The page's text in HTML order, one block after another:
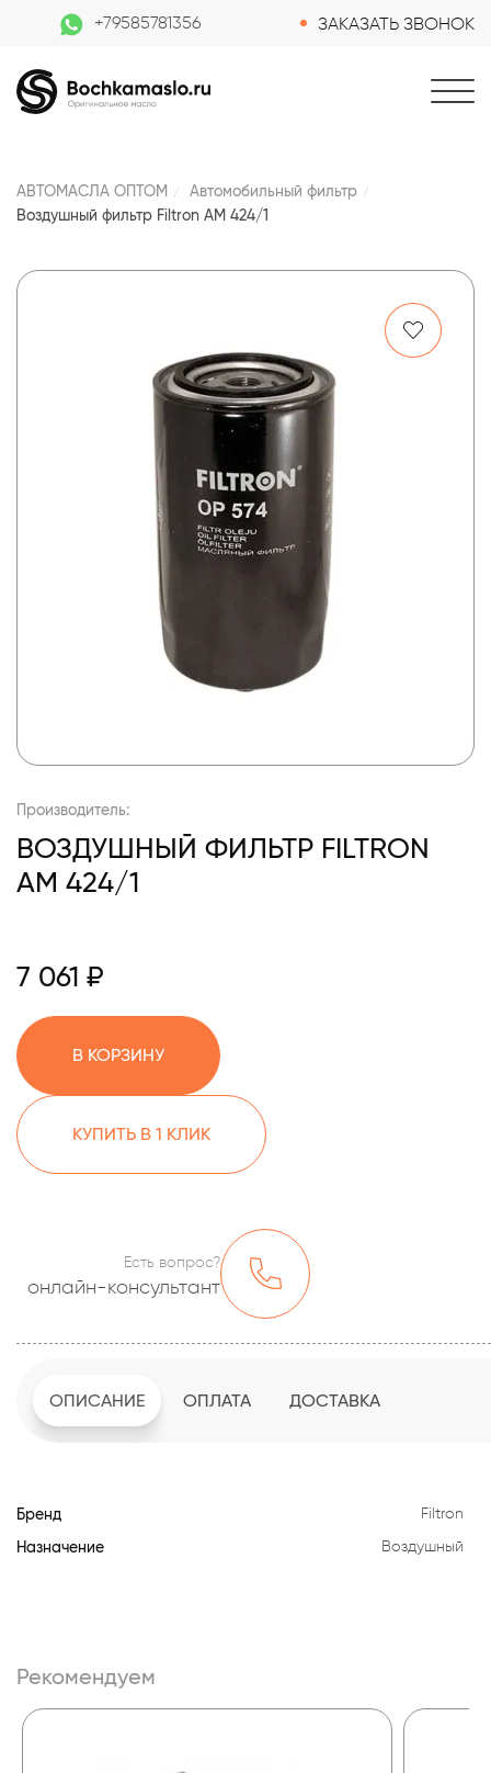
+79585781356 ЗАКАЗАТЬ ЗВОНОК
АВТОМАСЛА ОПТОМ
Автомобильный фильтр
Воздушный фильтр Filtron AM 424/1
Производитель:
ВОЗДУШНЫЙ ФИЛЬТР FILTRON
AM 424/1
7 061 ₽
В КОРЗИНУ
КУПИТЬ В 1 КЛИК
Есть вопрос?
онлайн-консультант
ОПИСАНИЕ ОПЛАТА ДОСТАВКА
Бренд Filtron
Назначение Воздушный
Рекомендуем